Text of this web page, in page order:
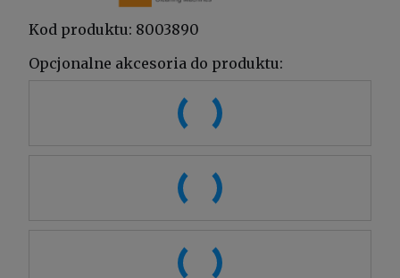
Kod produktu: 8003890
Opcjonalne akcesoria do produktu: